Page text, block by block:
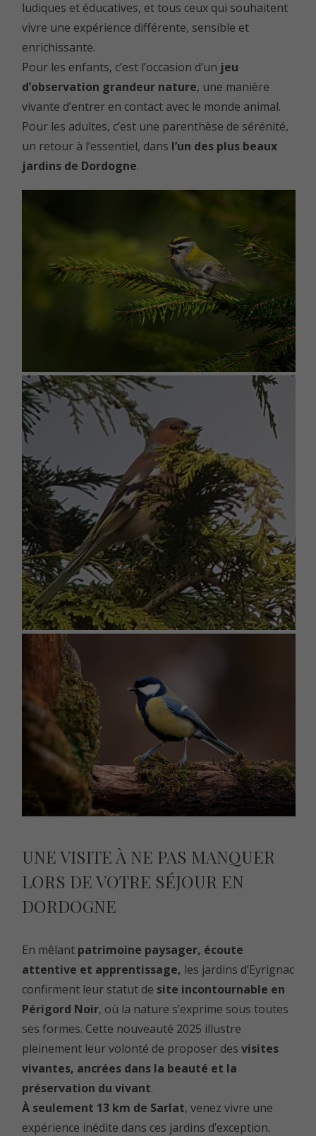
ludiques et éducatives, et tous ceux qui souhaitent
vivre une expérience différente, sensible et
enrichissante.
Pour les enfants, c’est l’occasion d’un jeu
d’observation grandeur nature, une manière
vivante d’entrer en contact avec le monde animal.
Pour les adultes, c’est une parenthèse de sérénité,
un retour à l’essentiel, dans l’un des plus beaux
jardins de Dordogne.
UNE VISITE À NE PAS MANQUER
LORS DE VOTRE SÉJOUR EN
DORDOGNE
En mêlant patrimoine paysager, écoute
attentive et apprentissage, les jardins d’Eyrignac
confirment leur statut de site incontournable en
Périgord Noir, où la nature s’exprime sous toutes
ses formes. Cette nouveauté 2025 illustre
pleinement leur volonté de proposer des visites
vivantes, ancrées dans la beauté et la
préservation du vivant.
À seulement 13 km de Sarlat, venez vivre une
expérience inédite dans ces jardins d’exception.